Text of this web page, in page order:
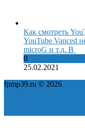
Как смотреть
YouTube Vanced
microG и т.д. В
0
25.02.2021
fpmp39.ru © 2026